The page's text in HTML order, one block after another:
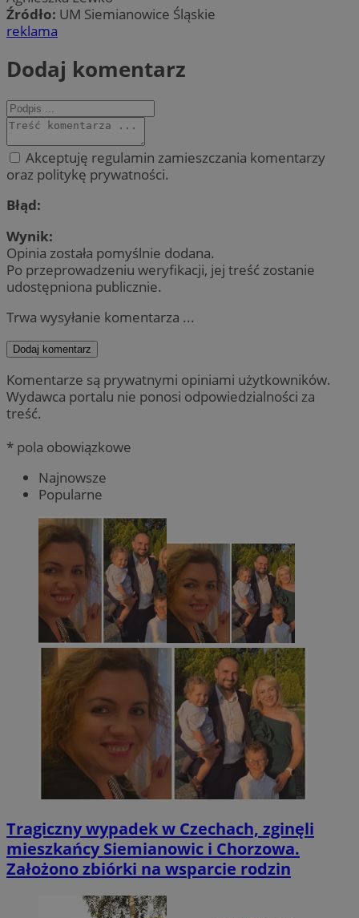
Źródło: UM Siemianowice Śląskie
reklama
Dodaj komentarz
Akceptuję regulamin zamieszczania komentarzy
oraz politykę prywatności.
Błąd:
Wynik:
Opinia została pomyślnie dodana.
Po przeprowadzeniu weryfikacji, jej treść zostanie
udostępniona publicznie.
Trwa wysyłanie komentarza ...
Dodaj komentarz
Komentarze są prywatnymi opiniami użytkowników.
Wydawca portalu nie ponosi odpowiedzialności za
treść.
* pola obowiązkowe
Najnowsze
Popularne
Tragiczny wypadek w Czechach, zginęli
mieszkańcy Siemianowic i Chorzowa.
Założono zbiórki na wsparcie rodzin